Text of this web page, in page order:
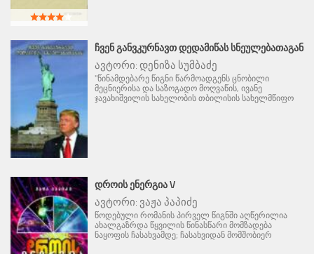
ᲩᲕᲔᲜ ᲒᲐᲜᲕᲙᲣᲠᲜᲐᲕᲗ ᲓᲔᲓᲐᲛᲘᲬᲐᲡ ᲡᲜᲔᲣᲚᲔᲑᲐᲗᲐᲒᲐᲜ
ავტორი: დენიზა სუმბაძე
"წინამდებარე წიგნი წარმოადგენს ცნობილი
მეცნიერისა და საზოგადო მოღვაწის, ივანე
ჯავახიშვილის სახელობის თბილისის სახელმწიფო
ᲓᲠᲝᲘᲡ ᲔᲜᲔᲠᲒᲘᲐ V
ავტორი: ვაჟა პაპიძე
წოდებული რომანის პირველ წიგნში აღწერილია
ახალგაზრდა წყვილის წინასწარი მომზადება
ნაყოფის ჩასახვამდე; ჩასახვიდან მომშობიერ